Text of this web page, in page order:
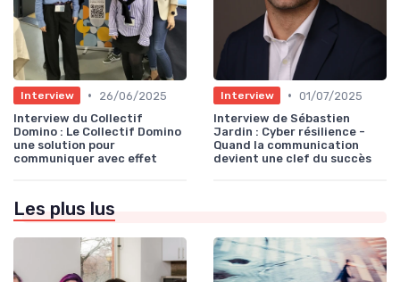
Interview •
26/06/2025
Interview du Collectif
Domino : Le Collectif Domino
une solution pour
communiquer avec effet
Interview • 01/07/2025
Interview de Sébastien
Jardin : Cyber résilience -
Quand la communication
devient une clef du succès
Les plus lus